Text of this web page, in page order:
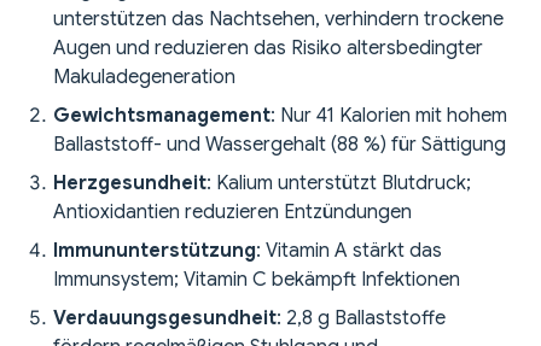
unterstützen das Nachtsehen, verhindern trockene
Augen und reduzieren das Risiko altersbedingter
Makuladegeneration
Gewichtsmanagement: Nur 41 Kalorien mit hohem
Ballaststoff- und Wassergehalt (88 %) für Sättigung
Herzgesundheit: Kalium unterstützt Blutdruck;
Antioxidantien reduzieren Entzündungen
Immununterstützung: Vitamin A stärkt das
Immunsystem; Vitamin C bekämpft Infektionen
Verdauungsgesundheit: 2,8 g Ballaststoffe